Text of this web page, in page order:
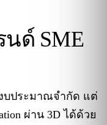
ด์ SME
บประมาณจำกัด แต่
ผ่าน 3D ได้ด้วย